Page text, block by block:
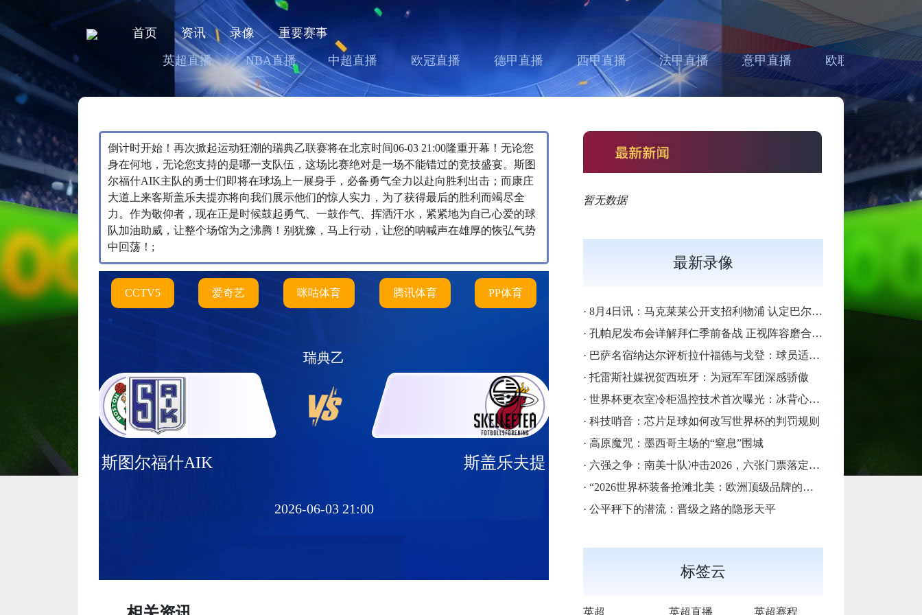
首页 资讯 录像 重要赛事
英超直播 NBA直播 中超直播 欧冠直播 德甲直播 西甲直播 法甲直播 意甲直播 欧联直播
倒计时开始！再次掀起运动狂潮的瑞典乙联赛将在北京时间06-03 21:00隆重开幕！无论您
身在何地，无论您支持的是哪一支队伍，这场比赛绝对是一场不能错过的竞技盛宴。斯图
尔福什AIK主队的勇士们即将在球场上一展身手，必备勇气全力以赴向胜利出击；而康庄
大道上来客斯盖乐夫提亦将向我们展示他们的惊人实力，为了获得最后的胜利而竭尽全
力。作为敬仰者，现在正是时候鼓起勇气、一鼓作气、挥洒汗水，紧紧地为自己心爱的球
队加油助威，让整个场馆为之沸腾！别犹豫，马上行动，让您的呐喊声在雄厚的恢弘气势
中回荡！;
CCTV5 爱奇艺 咪咕体育 腾讯体育 PP体育
瑞典乙
斯图尔福什AIK 斯盖乐夫提
2026-06-03 21:00
暂无数据
最新录像
· 8月4日讯：马克莱莱公开支招利物浦 认定巴尔科拉是萨拉赫完美替代者
· 孔帕尼发布会详解拜仁季前备战 正视阵容磨合难题
· 巴萨名宿纳达尔评析拉什福德与戈登：球员适配性与战术融入前景探讨
· 托雷斯社媒祝贺西班牙：为冠军军团深感骄傲
· 世界杯更衣室冷柜温控技术首次曝光：冰背心降温效率关键数据深度拆解
· 科技哨音：芯片足球如何改写世界杯的判罚规则
· 高原魔咒：墨西哥主场的“窒息”围城
· 六强之争：南美十队冲击2026，六张门票落定，四队梦碎
· “2026世界杯装备抢滩北美：欧洲顶级品牌的供应链时效突围战”
· 公平秤下的潜流：晋级之路的隐形天平
标签云
英超 英超直播 英超赛程